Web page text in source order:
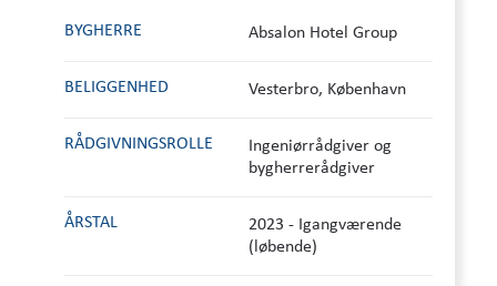
BYGHERRE Absalon Hotel Group
BELIGGENHED Vesterbro, København
RÅDGIVNINGS­ROLLE
Ingeniørrådgiver og
bygherrerådgiver
ÅRSTAL
2023 - Igangværende
(løbende)